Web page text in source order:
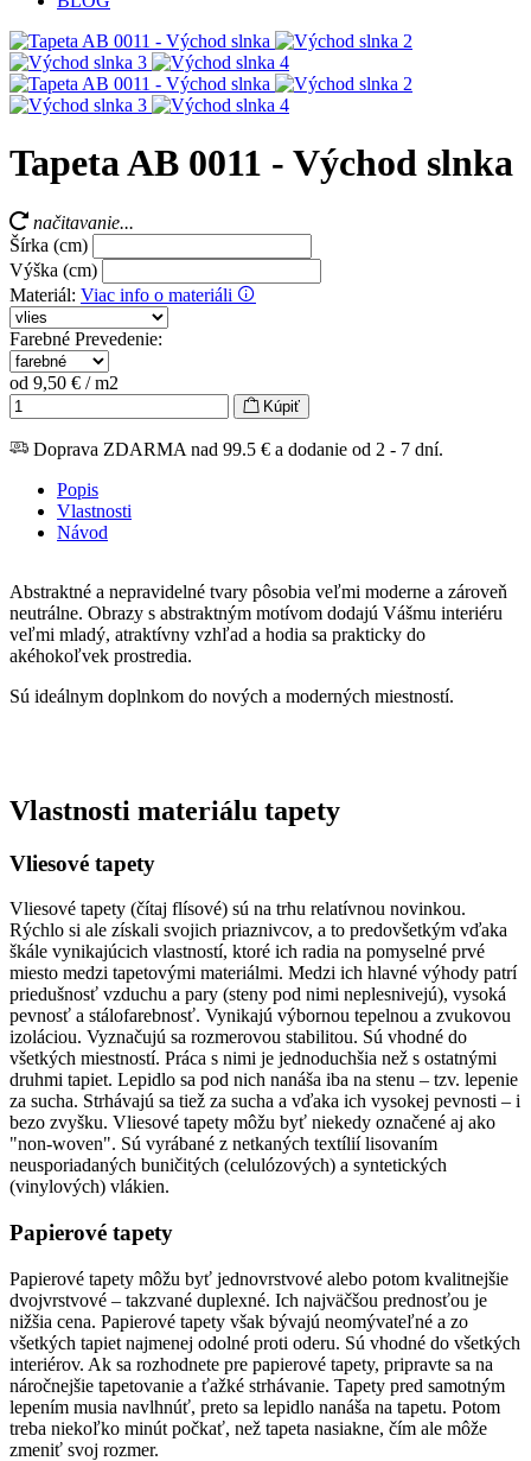
Tapeta AB 0011 - Východ slnka
načitavanie...
Šírka (cm)
Výška (cm)
Materiál: Viac info o materiáli
Farebné Prevedenie:
od 9,50 € / m2
Kúpiť
Doprava ZDARMA nad 99.5 € a dodanie od 2 - 7 dní.
Popis
Vlastnosti
Návod
Abstraktné a nepravidelné tvary pôsobia veľmi moderne a zároveň
neutrálne. Obrazy s abstraktným motívom dodajú Vášmu interiéru
veľmi mladý, atraktívny vzhľad a hodia sa prakticky do
akéhokoľvek prostredia.
Sú ideálnym doplnkom do nových a moderných miestností.
Vlastnosti materiálu tapety
Vliesové tapety
Vliesové tapety (čítaj flísové) sú na trhu relatívnou novinkou.
Rýchlo si ale získali svojich priaznivcov, a to predovšetkým vďaka
škále vynikajúcich vlastností, ktoré ich radia na pomyselné prvé
miesto medzi tapetovými materiálmi. Medzi ich hlavné výhody patrí
priedušnosť vzduchu a pary (steny pod nimi neplesnivejú), vysoká
pevnosť a stálofarebnosť. Vynikajú výbornou tepelnou a zvukovou
izoláciou. Vyznačujú sa rozmerovou stabilitou. Sú vhodné do
všetkých miestností. Práca s nimi je jednoduchšia než s ostatnými
druhmi tapiet. Lepidlo sa pod nich nanáša iba na stenu – tzv. lepenie
za sucha. Strhávajú sa tiež za sucha a vďaka ich vysokej pevnosti – i
bezo zvyšku. Vliesové tapety môžu byť niekedy označené aj ako
"non-woven". Sú vyrábané z netkaných textílií lisovaním
neusporiadaných buničitých (celulózových) a syntetických
(vinylových) vlákien.
Papierové tapety
Papierové tapety môžu byť jednovrstvové alebo potom kvalitnejšie
dvojvrstvové – takzvané duplexné. Ich najväčšou prednosťou je
nižšia cena. Papierové tapety však bývajú neomývateľné a zo
všetkých tapiet najmenej odolné proti oderu. Sú vhodné do všetkých
interiérov. Ak sa rozhodnete pre papierové tapety, pripravte sa na
náročnejšie tapetovanie a ťažké strhávanie. Tapety pred samotným
lepením musia navlhnúť, preto sa lepidlo nanáša na tapetu. Potom
treba niekoľko minút počkať, než tapeta nasiakne, čím ale môže
zmeniť svoj rozmer.